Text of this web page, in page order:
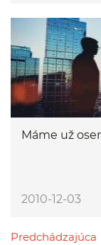
Máme už
2010-12-03
Predchádzajúca